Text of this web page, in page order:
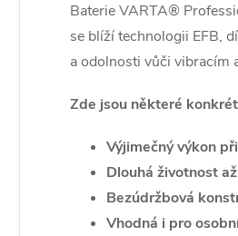
Baterie VARTA®
se blíží technologii EFB,
a odolnosti vůči vibracím
Zde jsou některé
Výjimečný výkon
Dlouhá životnost
Bezúdržbová
Vhodná i pro